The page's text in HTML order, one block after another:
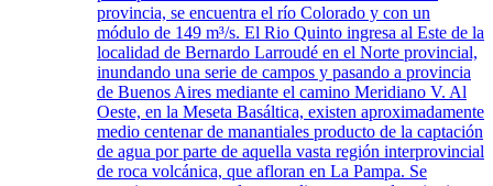
provincia, se encuentra el río Colorado y con un
módulo de 149 m³/s. El Rio Quinto ingresa al Este de la
localidad de Bernardo Larroudé en el Norte provincial,
inundando una serie de campos y pasando a provincia
de Buenos Aires mediante el camino Meridiano V. Al
Oeste, en la Meseta Basáltica, existen aproximadamente
medio centenar de manantiales producto de la captación
de agua por parte de aquella vasta región interprovincial
de roca volcánica, que afloran en La Pampa. Se